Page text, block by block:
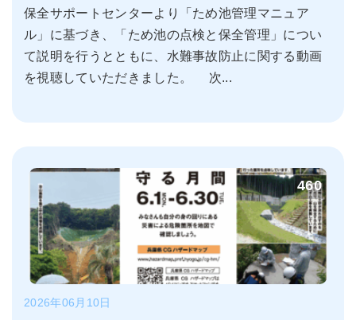
保全サポートセンターより「ため池管理マニュア
ル」に基づき、「ため池の点検と保全管理」につい
て説明を行うとともに、水難事故防止に関する動画
を視聴していただきました。 次...
460
2026年06月10日